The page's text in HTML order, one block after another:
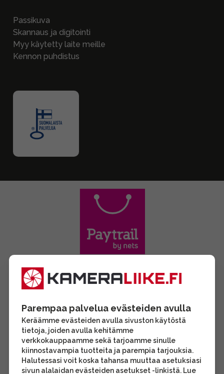
Passikuva
Skannaus ja digitointi
Myy käytetty laite meille
Kennon puhdistus
Parempaa palvelua evästeiden avulla
Keräämme evästeiden avulla sivuston käytöstä
tietoja, joiden avulla kehitämme
verkkokauppaamme sekä tarjoamme sinulle
kiinnostavampia tuotteita ja parempia tarjouksia.
Halutessasi voit koska tahansa muuttaa asetuksiasi
sivun alalaidan evästeiden asetukset -linkistä. Lue